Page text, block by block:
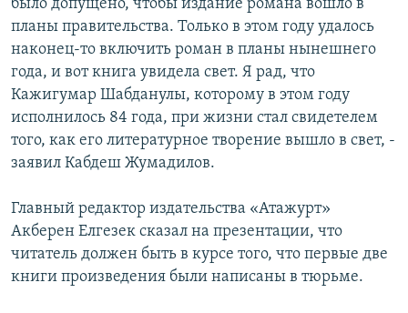
было допущено, чтобы издание романа вошло в
планы правительства. Только в этом году удалось
наконец-то включить роман в планы нынешнего
года, и вот книга увидела свет. Я рад, что
Кажигумар Шабданулы, которому в этом году
исполнилось 84 года, при жизни стал свидетелем
того, как его литературное творение вышло в свет, -
заявил Кабдеш Жумадилов.
Главный редактор издательства «Атажурт»
Акберен Елгезек сказал на презентации, что
читатель должен быть в курсе того, что первые две
книги произведения были написаны в тюрьме.